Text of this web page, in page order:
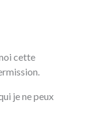
cette
je ne peux